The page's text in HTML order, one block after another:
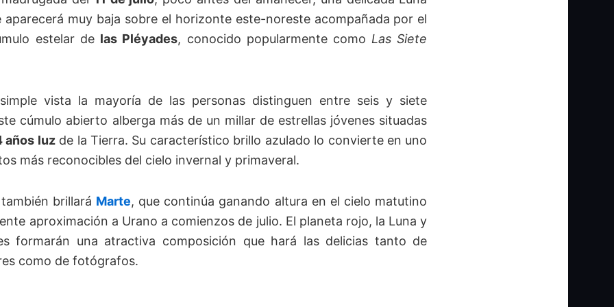
aparecerá muy baja sobre el horizonte este-noreste acompañada por el
estelar de las Pléyades, conocido popularmente comoLas Siete
vista la mayoría de las personas distinguen entre seis y siete
cúmulo abierto alberga más de un millar de estrellas jóvenes situadas
años luzde la Tierra. Su característico brillo azulado lo convierte en uno
más reconocibles del cielo invernal y primaveral.
brillará Marte, que continúa ganando altura en el cielo matutino
aproximación a Urano a comienzos de julio. El planeta rojo, la Luna y
formarán una atractiva composición que hará las delicias tanto de
como de fotógrafos.